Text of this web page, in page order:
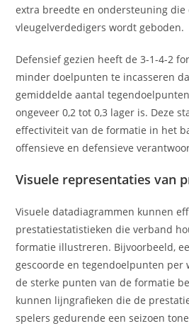
extra breedte en ondersteuning die
vleugelverdedigers wordt geboden.
Defensief gezien heeft de 3-1-4-2
minder doelpunten te incasseren
gemiddelde aantal
ongeveer 0,2 tot 0,3 lager is. Deze
effectiviteit van de formatie in het
offensieve en defensieve
Visuele representaties van
Visuele datadiagrammen kunnen
prestatiestatistieken die verband
formatie illustreren. Bijvoorbeeld,
gescoorde en tegendoelpunten per
de sterke punten van de formatie
kunnen lijngrafieken die de
spelers gedurende een seizoen